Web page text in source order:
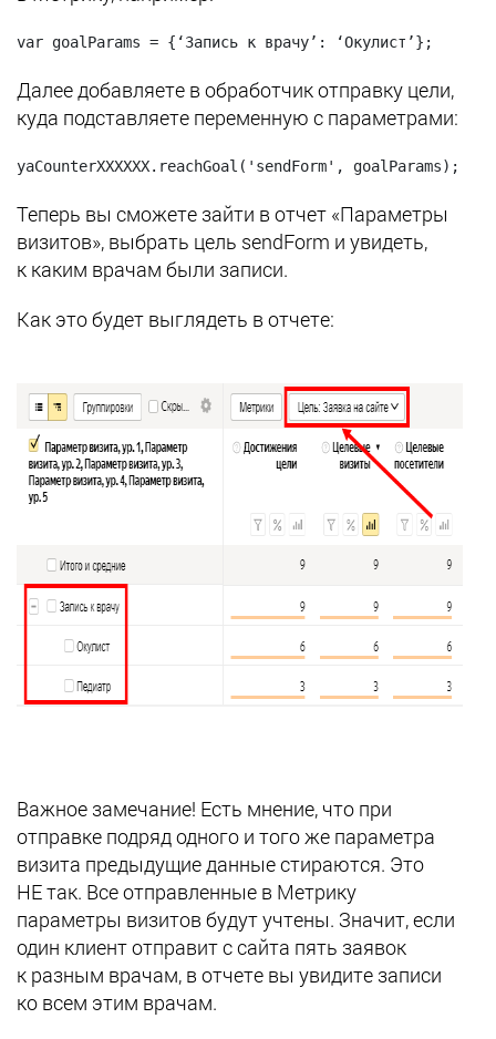
Далее добавляете в обработчик отправку цели,
куда подставляете переменную с параметрами:
yaCounterXXXXXX.reachGoal('sendForm', goalParams);
Теперь вы сможете зайти в отчет «Параметры
визитов», выбрать цель sendForm и увидеть,
к каким врачам были записи.
Как это будет выглядеть в отчете:
Важное замечание! Есть мнение, что при
отправке подряд одного и того же параметра
визита предыдущие данные стираются. Это
НЕ так. Все отправленные в Метрику
параметры визитов будут учтены. Значит, если
один клиент отправит с сайта пять заявок
к разным врачам, в отчете вы увидите записи
ко всем этим врачам.